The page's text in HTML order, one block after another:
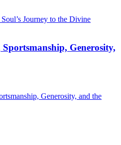
Journey to the Divine
Generosity,
Generosity, and the